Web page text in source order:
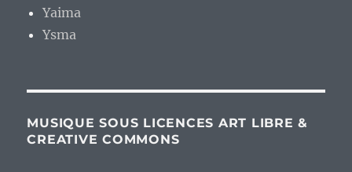
Yaima
Ysma
MUSIQUE SOUS LICENCES ART LIBRE &
CREATIVE COMMONS